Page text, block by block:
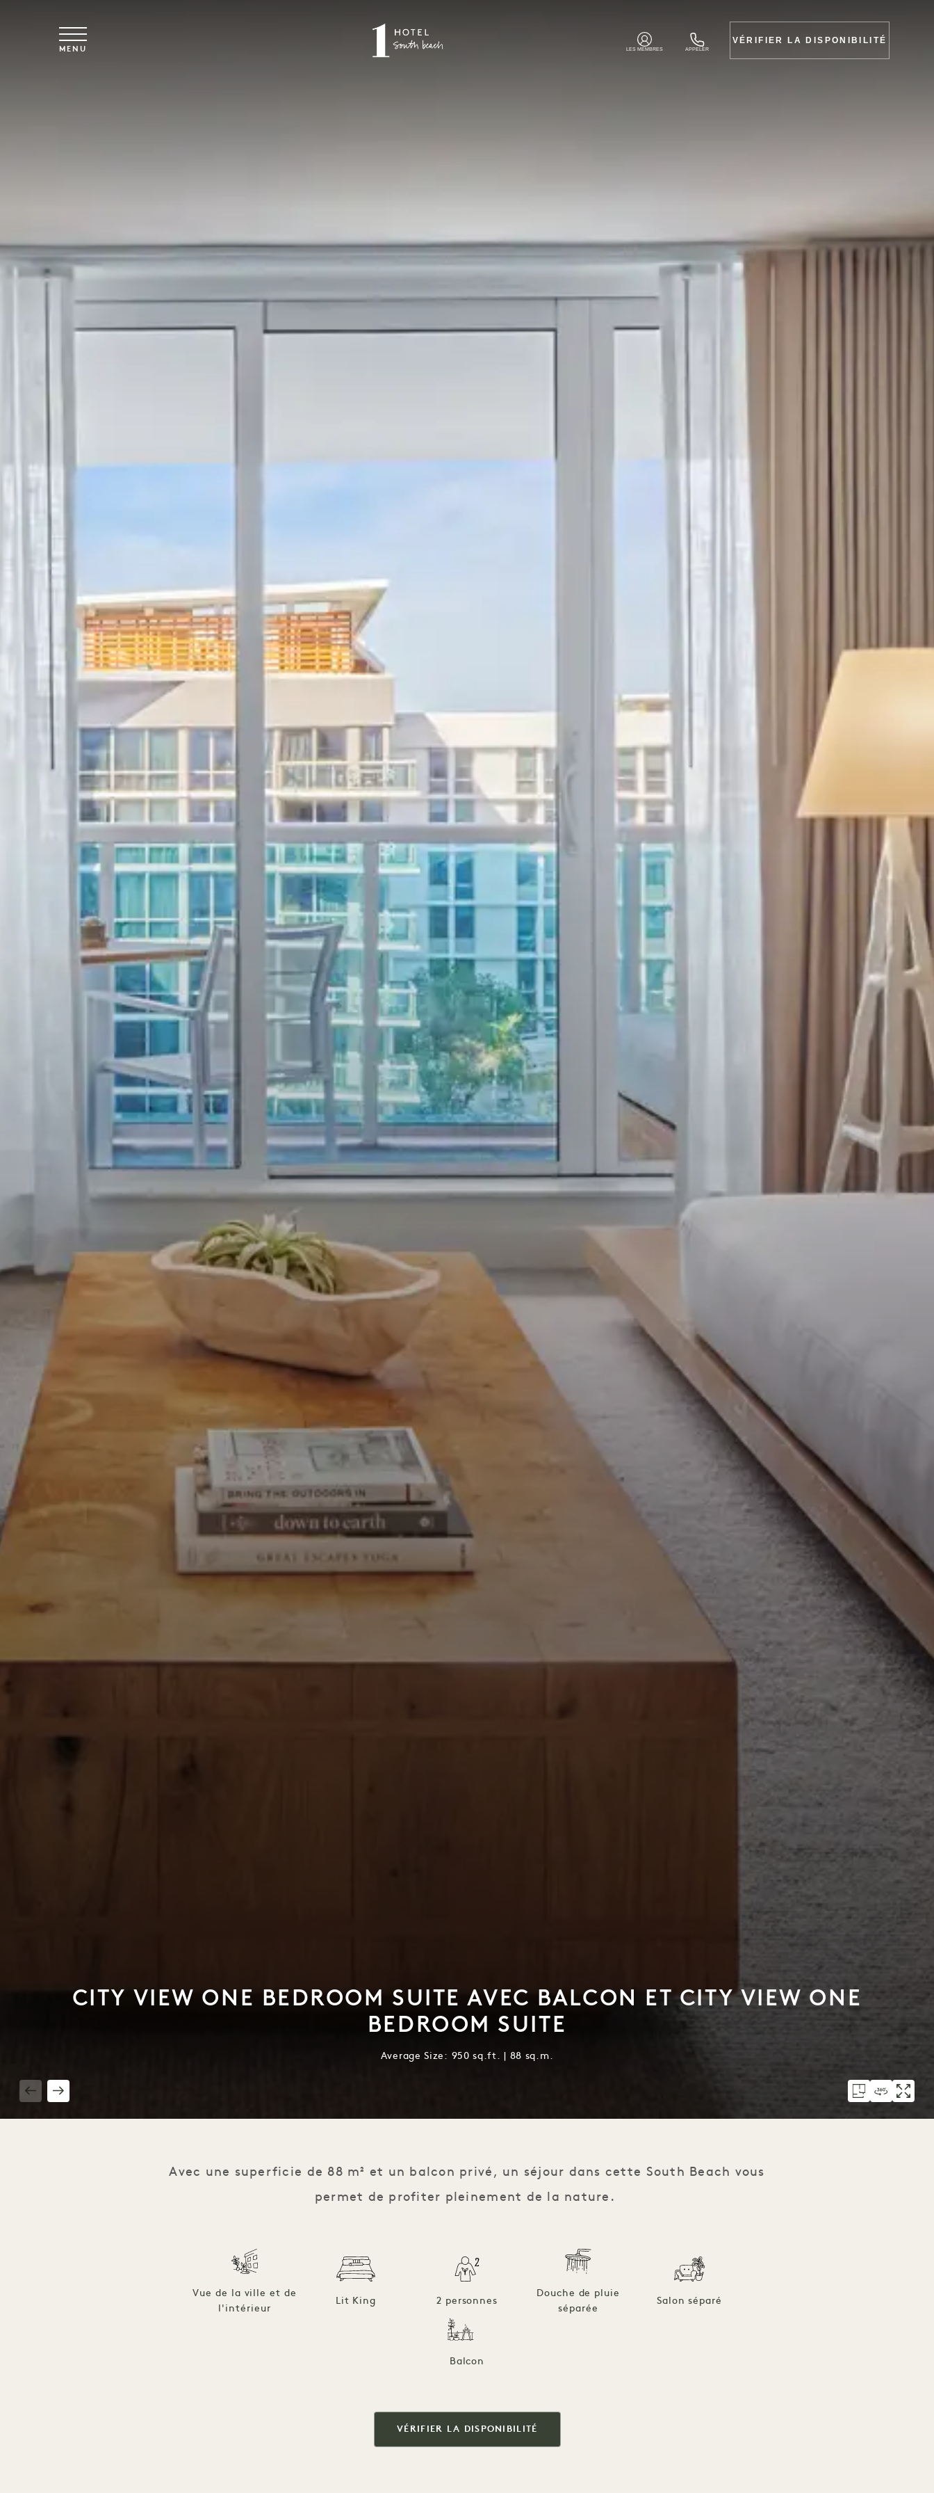
MENU LES MEMBRES APPELER
VÉRIFIER LA DISPONIBILITÉ
CITY VIEW ONE BEDROOM SUITE AVEC BALCON ET CITY VIEW ONE
BEDROOM SUITE
Average Size: 950 sq.ft. | 88 sq.m.
Avec une superficie de 88 m² et un balcon privé, un séjour dans cette South Beach vous
permet de profiter pleinement de la nature.
Vue de la ville et de
l'intérieur
Lit King 2 personnes
Douche de pluie
séparée
Salon séparé
Balcon
VÉRIFIER LA DISPONIBILITÉ